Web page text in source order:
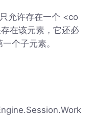
允许存在一个 <co
在该元素，它还必
个子元素。